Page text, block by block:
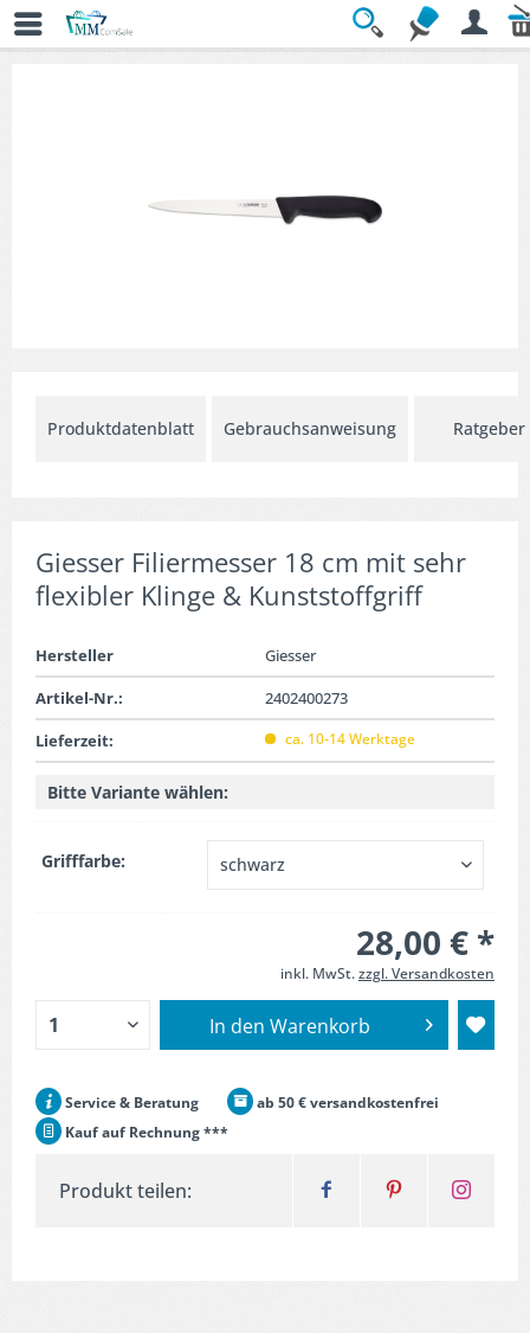
Übersicht
Produktdatenblatt Gebrauchsanweisung Ratgeber
Giesser Filiermesser 18 cm mit sehr
flexibler Klinge & Kunststoffgriff
Hersteller
Giesser
Artikel-Nr.:
2402400273
Lieferzeit:
ca. 10-14 Werktage
Bitte Variante wählen:
Grifffarbe:
28,00 € *
inkl. MwSt.zzgl. Versandkosten
In den Warenkorb
Service & Beratung
ab 50 € versandkostenfrei
Kauf auf Rechnung ***
Produkt teilen: